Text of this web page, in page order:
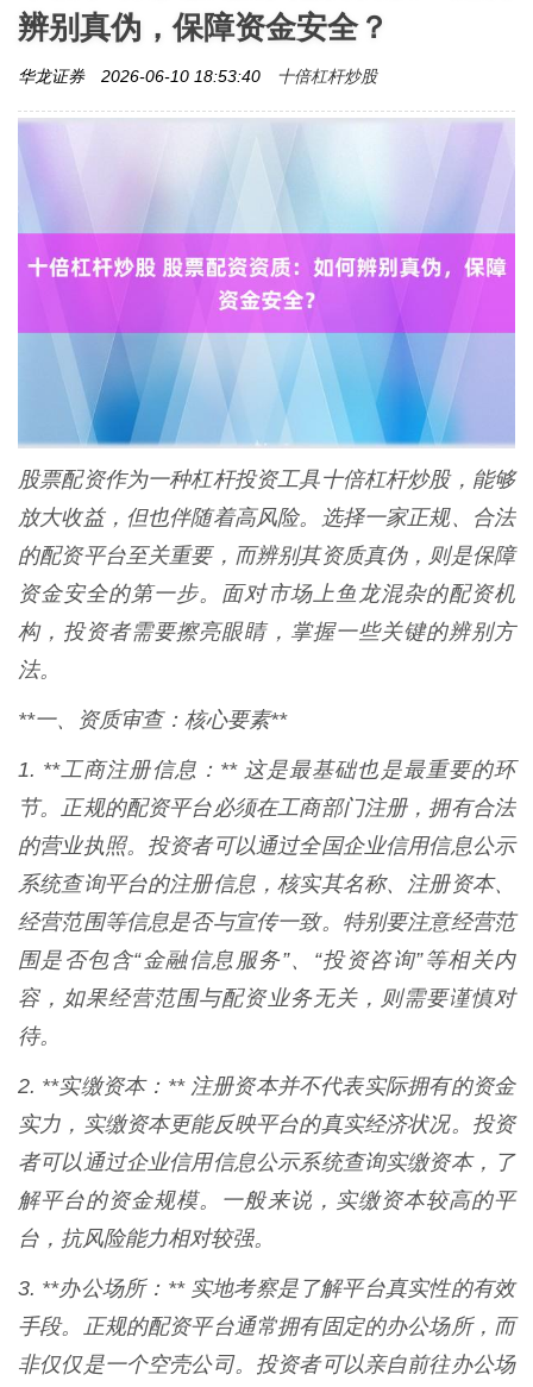
辨别真伪，保障资金安全？
华龙证券 2026-06-10 18:53:40 十倍杠杆炒股
股票配资作为一种杠杆投资工具十倍杠杆炒股，能够
放大收益，但也伴随着高风险。选择一家正规、合法
的配资平台至关重要，而辨别其资质真伪，则是保障
资金安全的第一步。面对市场上鱼龙混杂的配资机
构，投资者需要擦亮眼睛，掌握一些关键的辨别方
法。
**一、资质审查：核心要素**
1. **工商注册信息：** 这是最基础也是最重要的环
节。正规的配资平台必须在工商部门注册，拥有合法
的营业执照。投资者可以通过全国企业信用信息公示
系统查询平台的注册信息，核实其名称、注册资本、
经营范围等信息是否与宣传一致。特别要注意经营范
围是否包含“金融信息服务”、“投资咨询”等相关内
容，如果经营范围与配资业务无关，则需要谨慎对
待。
2. **实缴资本：** 注册资本并不代表实际拥有的资金
实力，实缴资本更能反映平台的真实经济状况。投资
者可以通过企业信用信息公示系统查询实缴资本，了
解平台的资金规模。一般来说，实缴资本较高的平
台，抗风险能力相对较强。
3. **办公场所：** 实地考察是了解平台真实性的有效
手段。正规的配资平台通常拥有固定的办公场所，而
非仅仅是一个空壳公司。投资者可以亲自前往办公场